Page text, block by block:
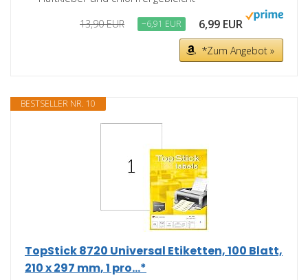
13,90 EUR −6,91 EUR 6,99 EUR
*Zum Angebot »
BESTSELLER NR. 10
TopStick 8720 Universal Etiketten, 100 Blatt,
210 x 297 mm, 1 pro...*